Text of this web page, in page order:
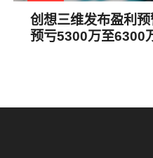
创想三维发布盈利预
预亏5300万至6300